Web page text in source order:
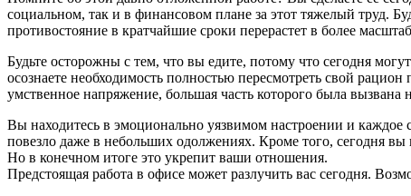
социальном, так и в финансовом плане за этот тяжелый труд.
противостояние в кратчайшие сроки перерастет в более
Будьте осторожны с тем, что вы едите, потому что сегодня
осознаете необходимость полностью пересмотреть свой
умственное напряжение, большая часть которого была
Вы находитесь в эмоционально уязвимом настроении и каждое
повезло даже в небольших одолжениях. Кроме того, сегодня вы
Но в конечном итоге это укрепит ваши отношения.
Предстоящая работа в офисе может разлучить вас сегодня.